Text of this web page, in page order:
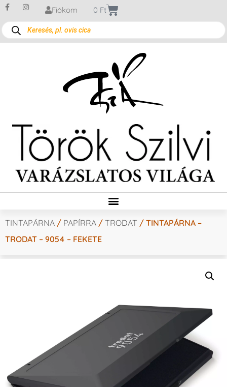
Fiókom 0 Ft
TINTAPÁRNA / PAPÍRRA / TRODAT / TINTAPÁRNA –
TRODAT – 9054 – FEKETE